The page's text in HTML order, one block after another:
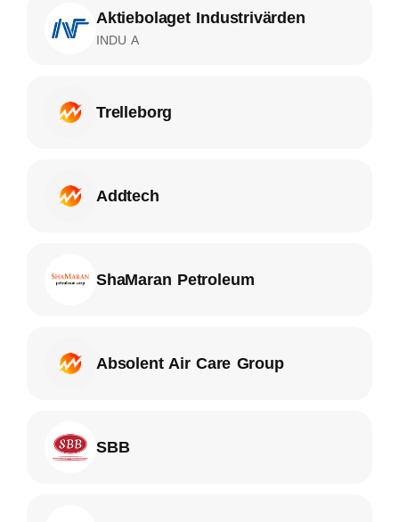
Aktiebolaget Industrivärden
INDU A
Trelleborg
Addtech
ShaMaran Petroleum
Absolent Air Care Group
SBB